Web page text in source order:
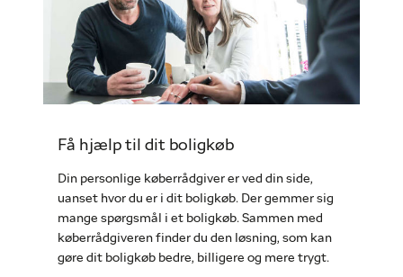
Få hjælp til dit boligkøb
Din personlige køberrådgiver er ved din side,
uanset hvor du er i dit boligkøb. Der gemmer sig
mange spørgsmål i et boligkøb. Sammen med
køberrådgiveren finder du den løsning, som kan
gøre dit boligkøb bedre, billigere og mere trygt.